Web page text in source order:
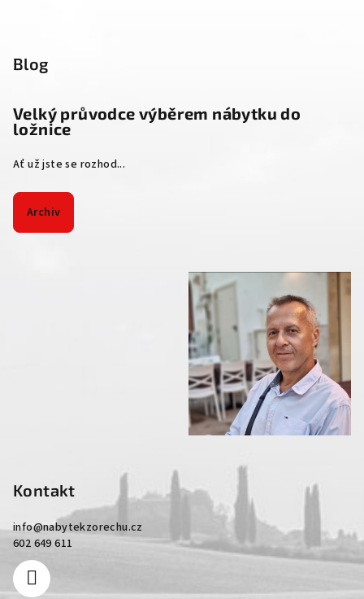
Blog
Velký průvodce výběrem nábytku do
ložnice
Ať už jste se rozhod...
Archiv
Kontakt
info@nabytekzorechu.cz
602 649 611